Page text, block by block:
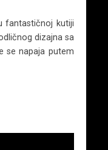
fantastičnoj kutiji
dizajna sa
se napaja putem